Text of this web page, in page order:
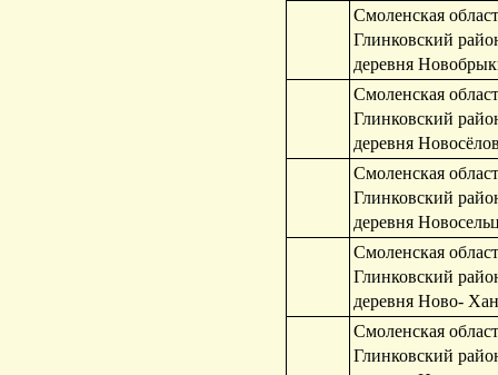
Смоленская
Глинковский
деревня
Смоленская
Глинковский
деревня
Смоленская
Глинковский
деревня
Смоленская
Глинковский
деревня Ново-
Смоленская
Глинковский